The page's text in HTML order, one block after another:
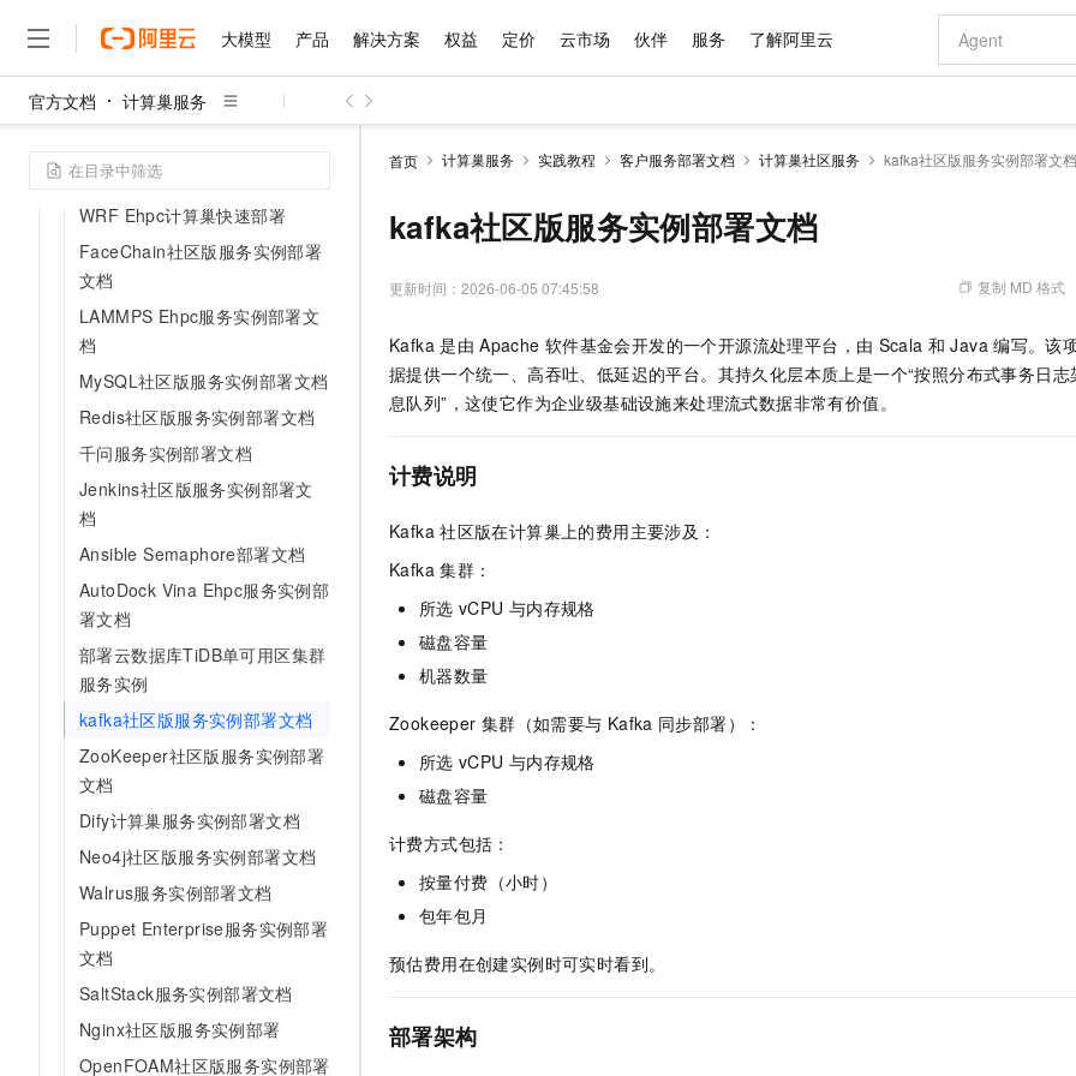
大模型 产品 解决方案 权益 定价 云市场 伙伴 服务 了解阿里云
官方文档 计算巢服务
署文档
文档
文档
WRF Ehpc计算巢快速部署
FaceChain社区版服务实例部署
文档
LAMMPS Ehpc服务实例部署文
档
MySQL社区版服务实例部署文档
Redis社区版服务实例部署文档
千问服务实例部署文档
Jenkins社区版服务实例部署文
档
Ansible Semaphore部署文档
AutoDock Vina Ehpc服务实例部
署文档
部署云数据库TiDB单可用区集群
服务实例
kafka社区版服务实例部署文档
ZooKeeper社区版服务实例部署
文档
Dify计算巢服务实例部署文档
Neo4j社区版服务实例部署文档
Walrus服务实例部署文档
Puppet Enterprise服务实例部署
文档
SaltStack服务实例部署文档
Nginx社区版服务实例部署
OpenFOAM社区版服务实例部署
首页 计算巢服务 实践教程 客户服务部署文档 计算巢社区服务 kafka社区版服务实例部署文档
kafka社区版服务实例部署文档
更新时间： 2026-06-05 07:45:58 复制 MD 格式
Kafka 是由 Apache 软件基金会开发的一个开源流处理平台，由 Scala 和 Java 编写。该
据提供一个统一、高吞吐、低延迟的平台。其持久化层本质上是一个“按照分布式事务日
息队列”，这使它作为企业级基础设施来处理流式数据非常有价值。
计费说明
Kafka 社区版在计算巢上的费用主要涉及：
Kafka 集群：
所选 vCPU 与内存规格
磁盘容量
机器数量
Zookeeper 集群（如需要与 Kafka 同步部署）：
所选 vCPU 与内存规格
磁盘容量
计费方式包括：
按量付费（小时）
包年包月
预估费用在创建实例时可实时看到。
部署架构
大模型
千问AI平台 大模型
Qwen3.8-Max HOT
智能体时代全能旗舰模型
能看、能想、能动手的多模态智能体模型
Qwen3-VL-Plus
视觉 Coding、空间感知、多模态思考等全面升级
Kimi-K3 NEW
Kimi 最新旗舰模型，长程编程与推理利器
GLM-5.2
1M上下文，专为长程任务能力而生
大模型服务
个人版上线、团队版降价；千问3.8-Max首发发尝鲜
千问AI平台-模型体验
在线体验全尺寸、多种模态的模型效果
Happy 系列大模型
丰富多元化的应用模版和解决方案
大模型解决方案
产品
精选产品
人工智能与机器学习
容器
存储
网络与CDN
安全
中间件
数据库
大数据计算
媒体服务
企业服务与云通信
域名与网站
终端用户计算
Serverless
开发工具
精选产品
大模型服务与应用平台
多元化、高性能、安全可靠的大模型服务
无影云电脑
随时随地安全接入的云上超级电脑
云解析DNS
云原生大数据计算服务 MaxCompute
提供智能易用的域名与建站服务
人工智能平台 PAI 大模型
一站式AI开发、训练和推理服务
Qoder CN
Qoder
面向真实软件
解决方案
精选解决方案
互联网应用开发
大数据
现代化应用
安全
网络
可观测
上云与迁云
企业出海
政企业务
精选解决方案
企业级Agent产品，直接交付可用成果
HappyHorse 打造一站式影视创作平台
可视化编排打通从文字构思到成片全链路闭环
快速拥有专属 OpenClaw
上传文档即自动完成翻译和格式还原
Hermes Agent，打造自进化智能体
自主进化，持久记忆，越用越聪明
Claude Code + GStack 打造工程团队
轻松解锁专属
5 分钟轻松
权益 普惠上云
云服务器38元/年起，超值低价云产品抢先购
推荐新用户得奖励，单订单最高返9万
云工开物
高校专属算力普惠，学生认证享300元代金券
解决方案免费试用 新老同享
1亿+ 大模型 tokens 和 30+ 款产品免费体验
140+云产品 免费试用
产品新客免费试用，最长12个月
助力企业全员 AI 认知与能力提升
AI 特惠
至高享 1亿+免费 tokens，加速 Al 应用落地
Token Plan 模型订阅计划 NEW
Qwen3.8-Max 首发尝鲜，限时加量 10 倍，夜间低至2折
千问办公，限时限量积分加倍
AI 场景体
从图文生成到
AI 广告创作
图文、视频
定价 产品定价
了解云产品的定价详情
云上成本管理
管理和优化成本
价格计算器
自助选配和估算价格
价格优势
配置报价
云市场 精选商城
多端小程序
观测云
Tuya 物联网平台阿里云版
电子合同
畅捷通
Tableau 订阅
AI空中课堂在线直播课堂（旗舰版）
生态解决方案
行业生态解决方案
数据与 API
手机三要素
OCR 文字识别
发票查验
财税管理
基础软件
JAVA
伙伴 成为销售伙伴
咨询伙伴
销售伙伴合作计划
无影生态合作计划
Salesforce On Alibaba Cloud
Consulting Partner 合作计划
成为产品伙伴
产品生态伙伴
产品伙伴
云网络合作
服务 售前咨询
自助服务
在线服务
工单服务
企业增值服务
专家技术服务
企业成长
服务实践
阿里云认证
信息公告
官网公告
了解阿里云 为什么选择阿里云
技术领先
分析师报告
研究报告与白皮书
天池大赛
AI 算法大赛
云开发大赛
入门学习赛
最佳实践
云上奥运之旅
看见新力量
金融模力时刻
市场活动
魔搭